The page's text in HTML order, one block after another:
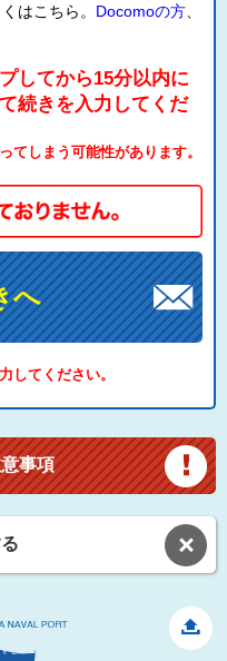
はこちら。 Docomoの方
してから15分以内に
続きを入力してくだ
てしまう可能性があります。
へ
してください。
事項